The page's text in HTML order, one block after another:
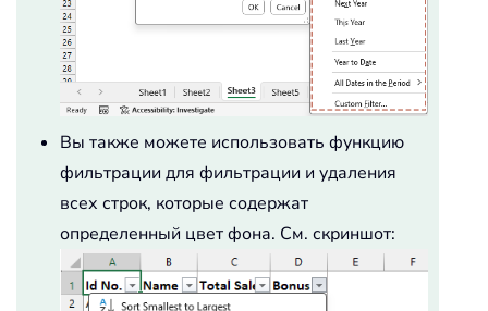
Вы также можете использовать функцию
фильтрации для фильтрации и удаления
всех строк, которые содержат
определенный цвет фона. См. скриншот: